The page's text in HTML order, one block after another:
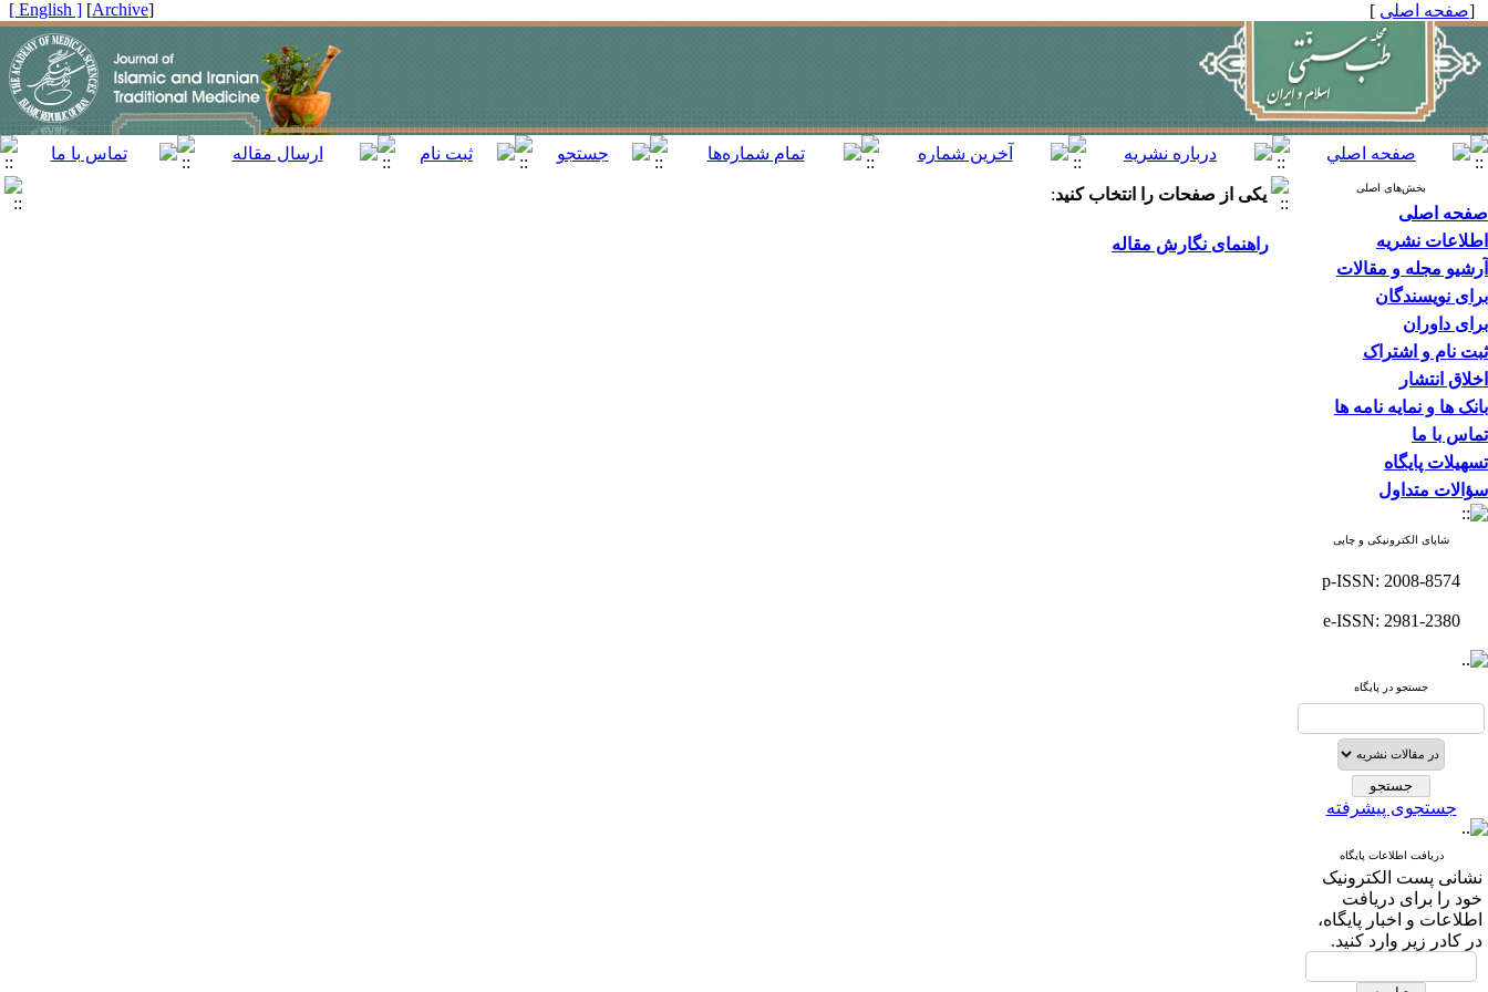
[صفحه اصلی ]
[
Archive
]
[ English ]
بخش‌های اصلی
صفحه اصلی
اطلاعات نشریه
آرشیو مجله و مقالات
برای نویسندگان
برای داوران
ثبت نام و اشتراک
اخلاق انتشار
بانک ها و نمایه نامه ها
تماس با ما
تسهیلات پایگاه
سؤالات متداول
شاپای الکترونیکی و چاپی
p-ISSN: 2008-8574
e-ISSN: 2981-2380
جستجو در پایگاه
جستجوی پیشرفته
دریافت اطلاعات پایگاه
نشانی پست الکترونیک
خود را برای دریافت
اطلاعات و اخبار پایگاه،
در کادر زیر وارد کنید.
یکی از صفحات را انتخاب کنید:
راهنمای نگارش مقاله